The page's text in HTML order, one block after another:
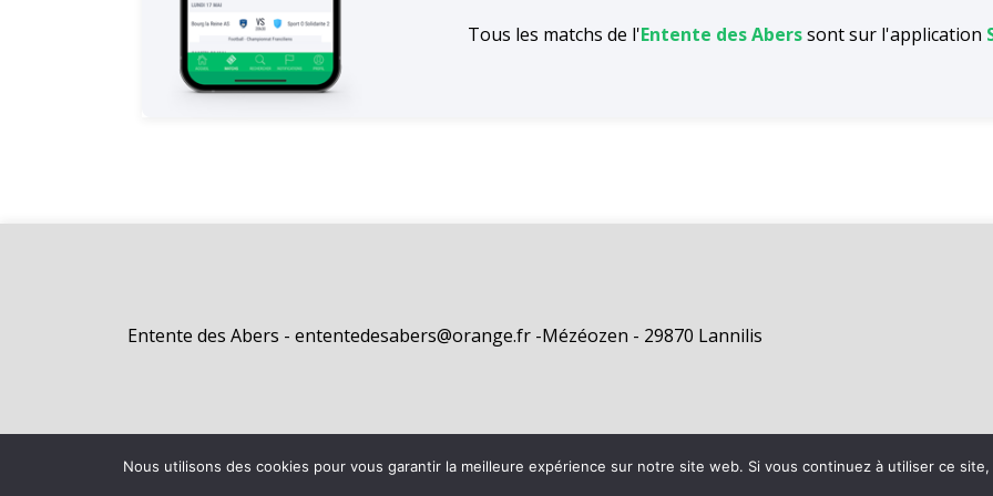
Tous les matchs de l'Entente des Aberssont sur l'application
Entente des Abers - ententedesabers@orange.fr -Mézéozen - 29870 Lannilis
2026 - Entente des Abers | Site internet réalisé par
Nous utilisons des cookies pour vous garantir la meilleure expérience sur notre site web. Si vous continuez à utiliser ce